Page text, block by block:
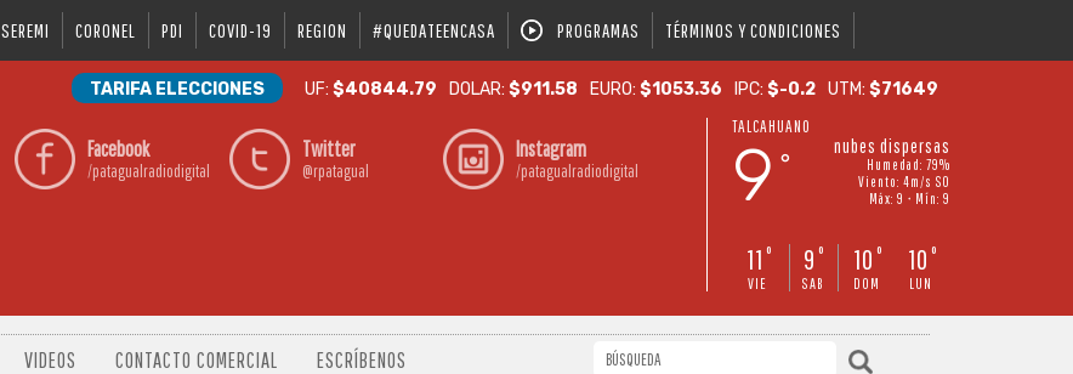
SEREMI CORONEL PDI COVID-19 REGION #QUEDATEENCASA PROGRAMAS TÉRMINOS Y CONDICIONES
TARIFA ELECCIONES UF:$40844.79 DOLAR:$911.58 EURO:$1053.36 IPC:$-0.2 UTM:$71649
Facebook
/patagualradiodigital
Twitter
@rpatagual
Instagram
/patagualradiodigital
TALCAHUANO
9 °
nubes dispersas
Humedad: 79%
Viento: 4m/s SO
Máx: 9 • Mín: 9
11 °
VIE
9 °
SAB
10 °
DOM
10 °
LUN
VIDEOS CONTACTO COMERCIAL ESCRÍBENOS